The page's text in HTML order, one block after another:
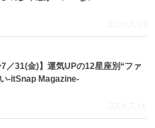
2026.7.10
7／31(金)】運気UPの12星座別“ファ
-itSnap Magazine-
2026.7.16